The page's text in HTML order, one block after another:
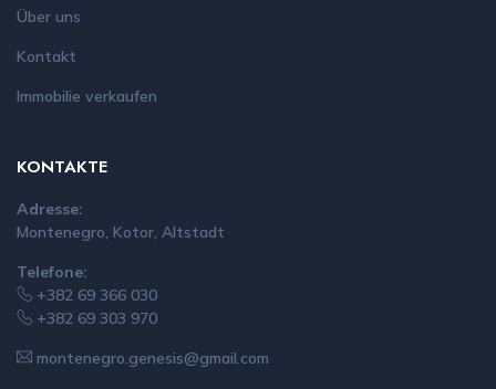
Über uns
Kontakt
Immobilie verkaufen
KONTAKTE
Adresse:
Montenegro, Kotor, Altstadt
Telefone:
+382 69 366 030
+382 69 303 970
montenegro.genesis@gmail.com